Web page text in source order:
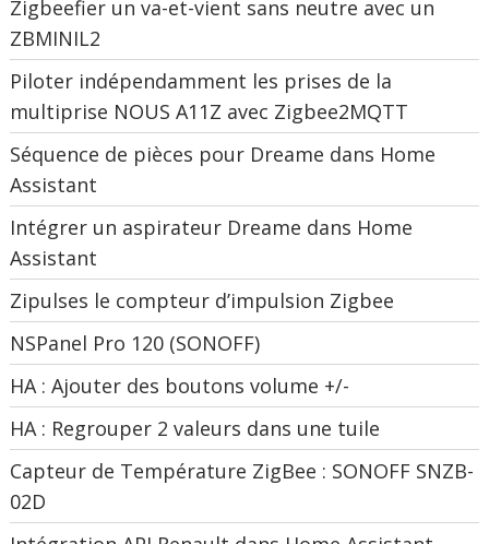
Zigbeefier un va-et-vient sans neutre avec un
ZBMINIL2
Piloter indépendamment les prises de la
multiprise NOUS A11Z avec Zigbee2MQTT
Séquence de pièces pour Dreame dans Home
Assistant
Intégrer un aspirateur Dreame dans Home
Assistant
Zipulses le compteur d’impulsion Zigbee
NSPanel Pro 120 (SONOFF)
HA : Ajouter des boutons volume +/-
HA : Regrouper 2 valeurs dans une tuile
Capteur de Température ZigBee : SONOFF SNZB-
02D